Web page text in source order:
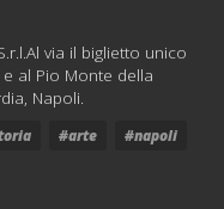
via il biglietto unico
al Pio Monte della
Napoli.
#arte #napoli